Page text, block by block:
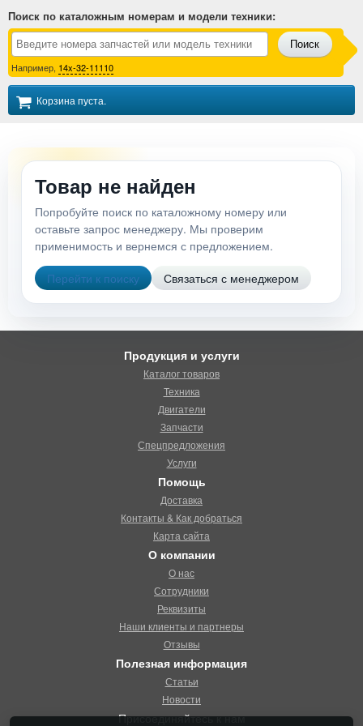
Поиск по каталожным номерам и модели техники:
Поиск
Например, 14x-32-11110
Корзина пуста.
Товар не найден
Попробуйте поиск по каталожному номеру или
оставьте запрос менеджеру. Мы проверим
применимость и вернемся с предложением.
Перейти к поиску
Связаться с менеджером
Продукция и услуги
Каталог товаров
Техника
Двигатели
Запчасти
Спецпредложения
Услуги
Помощь
Доставка
Контакты & Как добраться
Карта сайта
О компании
О нас
Сотрудники
Реквизиты
Наши клиенты и партнеры
Отзывы
Полезная информация
Статьи
Новости
Присоединяйтесь к нам